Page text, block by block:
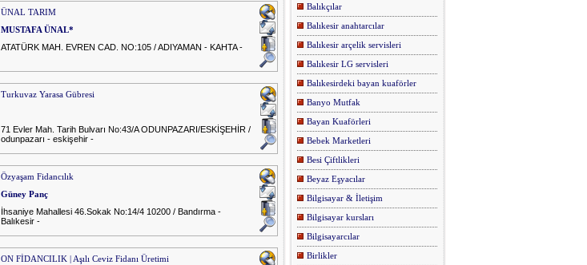
ÜNAL TARIM
MUSTAFA ÜNAL*
ATATÜRK MAH. EVREN CAD. NO:105 / ADIYAMAN - KAHTA -
Turkuvaz Yarasa Gübresi
71 Evler Mah. Tarih Bulvarı No:43/A ODUNPAZARI/ESKİŞEHİR /
odunpazarı - eskişehir -
Özyaşam Fidancılık
Güney Panç
İhsaniye Mahallesi 46.Sokak No:14/4 10200 / Bandırma -
Balıkesir -
ON FİDANCILIK | Aşılı Ceviz Fidanı Üretimi
Balıkçılar
Balıkesir anahtarcılar
Balıkesir arçelik servisleri
Balıkesir LG servisleri
Balıkesirdeki bayan kuaförler
Banyo Mutfak
Bayan Kuaförleri
Bebek Marketleri
Besi Çiftlikleri
Beyaz Eşyacılar
Bilgisayar & İletişim
Bilgisayar kursları
Bilgisayarcılar
Birlikler